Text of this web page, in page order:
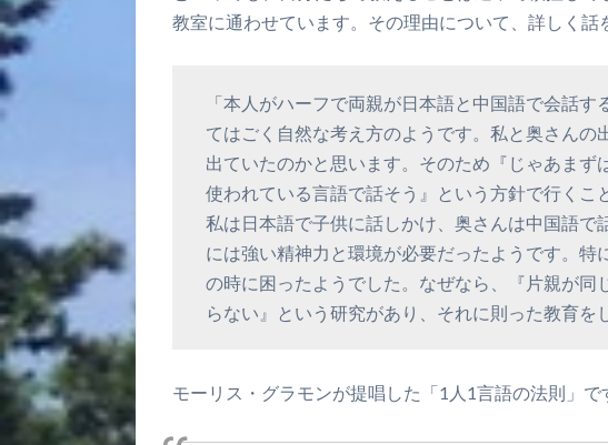
教室に通わせています。その理由について、詳しく話
「本人がハーフで両親が日本語と中国語で会話
てはごく自然な考え方のようです。私と奥さんの
出ていたのかと思います。そのため『じゃあまず
使われている言語で話そう』という方針で行くこ
私は日本語で子供に話しかけ、奥さんは中国語で
には強い精神力と環境が必要だったようです。特
の時に困ったようでした。なぜなら、『片親が同
らない』という研究があり、それに則った教育を
モーリス・グラモンが提唱した「1人1言語の法則」で